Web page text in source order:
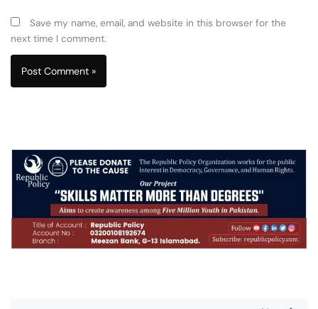
Save my name, email, and website in this browser for the
next time I comment.